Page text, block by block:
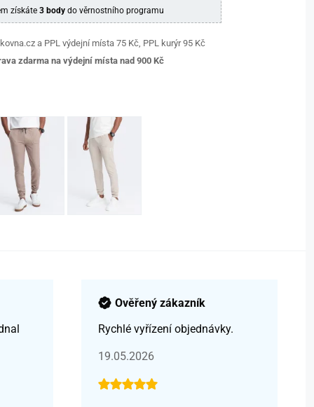
získáte 3 bodydo věrnostního programu
a PPL výdejní místa 75 Kč, PPL kurýr 95 Kč
zdarma na výdejní místa nad 900 Kč
Ověřený zákazník
Rychlé vyřízení objednávky.
19.05.2026